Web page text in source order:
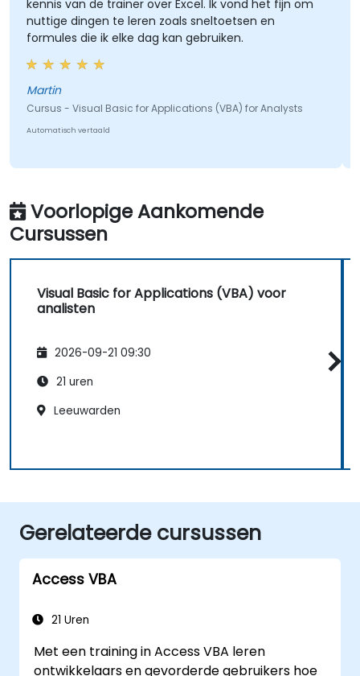
kennis van de trainer over Excel. Ik vond het fijn om
nuttige dingen te leren zoals sneltoetsen en
formules die ik elke dag kan gebruiken.
Martin
Cursus - Visual Basic for Applications (VBA) for Analysts
Automatisch vertaald
Voorlopige Aankomende
Cursussen
Visual Basic for Applications (VBA) voor
analisten
2026-09-21 09:30
21 uren
Leeuwarden
Gerelateerde cursussen
Access VBA
21 Uren
Met een training in Access VBA leren
ontwikkelaars en gevorderde gebruikers hoe